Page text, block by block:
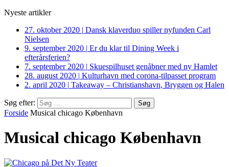
Nyeste artikler
27. oktober 2020 | Dansk klaverduo spiller nyfunden Carl
Nielsen
9. september 2020 | Er du klar til Dining Week i
efterårsferien?
7. september 2020 | Skuespilhuset genåbner med ny Hamlet
28. august 2020 | Kulturhavn med corona-tilpasset program
2. april 2020 | Takeaway – Christianshavn, Bryggen og Halen
Søg efter:
Forside Musical chicago København
Musical chicago København